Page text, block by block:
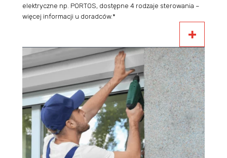
elektryczne np. PORTOS, dostępne 4 rodzaje sterowania –
więcej informacji u doradców.*